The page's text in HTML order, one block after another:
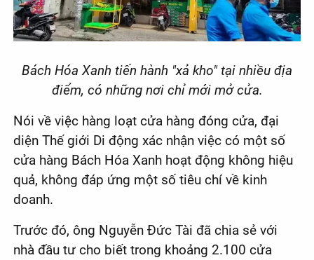
Bách Hóa Xanh tiến hành "xả kho" tại nhiều địa
điểm, có những nơi chỉ mới mở cửa.
Nói về việc hàng loạt cửa hàng đóng cửa, đại
diện Thế giới Di động xác nhận việc có một số
cửa hàng Bách Hóa Xanh hoạt động không hiệu
quả, không đáp ứng một số tiêu chí về kinh
doanh.
Trước đó, ông Nguyễn Đức Tài đã chia sẻ với
nhà đầu tư cho biết trong khoảng 2.100 cửa